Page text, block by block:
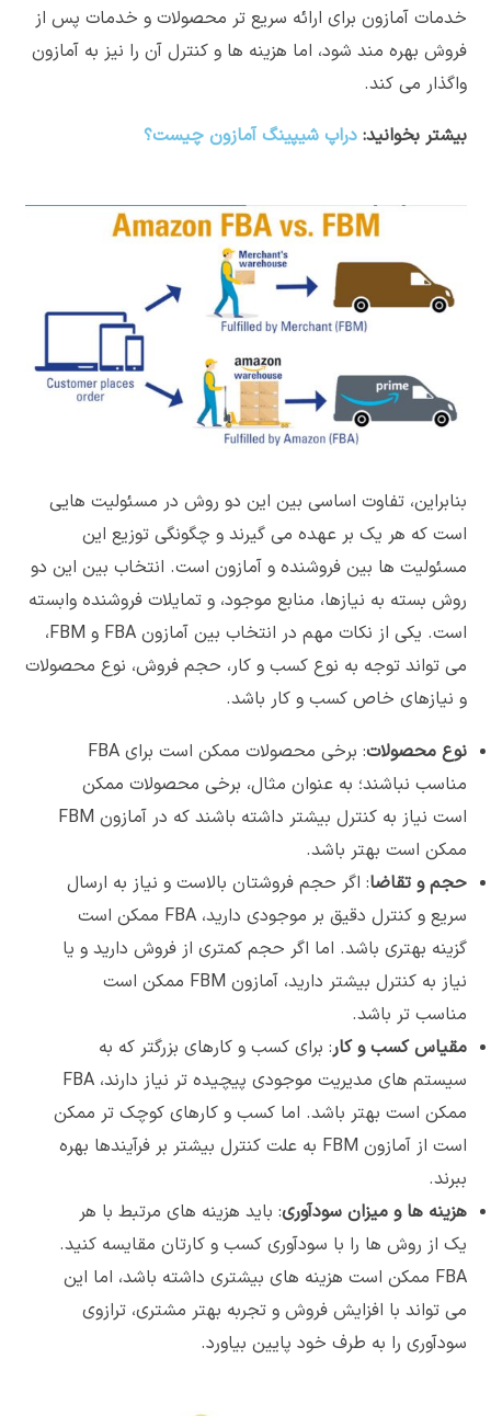
خدمات آمازون برای ارائه سریع تر محصولات و خدمات پس از
فروش بهره مند شود، اما هزینه ها و کنترل آن را نیز به آمازون
واگذار می کند.
بیشتر بخوانید: دراپ شیپینگ آمازون چیست؟
بنابراین، تفاوت اساسی بین این دو روش در مسئولیت هایی
است که هر یک بر عهده می گیرند و چگونگی توزیع این
مسئولیت ها بین فروشنده و آمازون است. انتخاب بین این دو
روش بسته به نیازها، منابع موجود، و تمایلات فروشنده وابسته
است. یکی از نکات مهم در انتخاب بین آمازون FBA و FBM،
می تواند توجه به نوع کسب و کار، حجم فروش، نوع محصولات
و نیازهای خاص کسب و کار باشد.
نوع محصولات
: برخی محصولات ممکن است برای FBA
مناسب نباشند؛ به عنوان مثال، برخی محصولات ممکن
است نیاز به کنترل بیشتر داشته باشند که در آمازون FBM
ممکن است بهتر باشد.
حجم و تقاضا: اگر حجم فروشتان بالاست و نیاز به ارسال
سریع و کنترل دقیق بر موجودی دارید، FBA ممکن است
گزینه بهتری باشد. اما اگر حجم کمتری از فروش دارید و یا
نیاز به کنترل بیشتر دارید، آمازون FBM ممکن است
مناسب تر باشد.
مقیاس کسب و کار: برای کسب و کارهای بزرگتر که به
سیستم های مدیریت موجودی پیچیده تر نیاز دارند، FBA
ممکن است بهتر باشد. اما کسب و کارهای کوچک تر ممکن
است از آمازون FBM به علت کنترل بیشتر بر فرآیندها بهره
ببرند.
هزینه ها و میزان سودآوری: باید هزینه های مرتبط با هر
یک از روش ها را با سودآوری کسب و کارتان مقایسه کنید.
FBA ممکن است هزینه های بیشتری داشته باشد، اما این
می تواند با افزایش فروش و تجربه بهتر مشتری، ترازوی
سودآوری را به طرف خود پایین بیاورد.